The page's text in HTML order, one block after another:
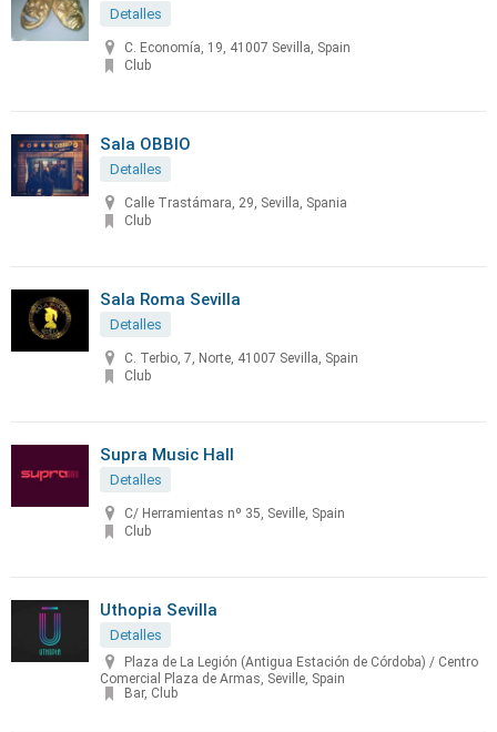
Detalles
C. Economía, 19, 41007 Sevilla, Spain
Club
Sala OBBIO
Detalles
Calle Trastámara, 29, Sevilla, Spania
Club
Sala Roma Sevilla
Detalles
C. Terbio, 7, Norte, 41007 Sevilla, Spain
Club
Supra Music Hall
Detalles
C/ Herramientas nº 35, Seville, Spain
Club
Uthopia Sevilla
Detalles
Plaza de La Legión (Antigua Estación de Córdoba) / Centro
Comercial Plaza de Armas, Seville, Spain
Bar, Club